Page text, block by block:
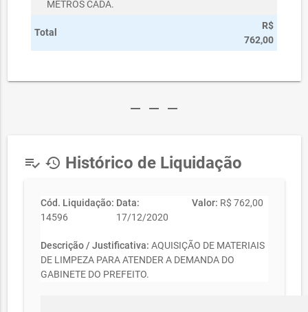
METROS CADA.
Total
R$
762,00
remove remove remove
playlist_add_check history Histórico de Liquidação
Cód. Liquidação:
14596
Data:
17/12/2020
Valor: R$ 762,00
Descrição / Justificativa: AQUISIÇÃO DE MATERIAIS
DE LIMPEZA PARA ATENDER A DEMANDA DO
GABINETE DO PREFEITO.